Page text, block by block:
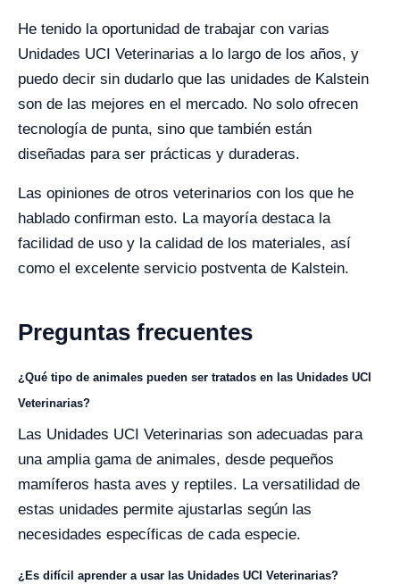
He tenido la oportunidad de trabajar con varias
Unidades UCI Veterinarias a lo largo de los años, y
puedo decir sin dudarlo que las unidades de Kalstein
son de las mejores en el mercado. No solo ofrecen
tecnología de punta, sino que también están
diseñadas para ser prácticas y duraderas.
Las opiniones de otros veterinarios con los que he
hablado confirman esto. La mayoría destaca la
facilidad de uso y la calidad de los materiales, así
como el excelente servicio postventa de Kalstein.
Preguntas frecuentes
¿Qué tipo de animales pueden ser tratados en las Unidades UCI
Veterinarias?
Las Unidades UCI Veterinarias son adecuadas para
una amplia gama de animales, desde pequeños
mamíferos hasta aves y reptiles. La versatilidad de
estas unidades permite ajustarlas según las
necesidades específicas de cada especie.
¿Es difícil aprender a usar las Unidades UCI Veterinarias?